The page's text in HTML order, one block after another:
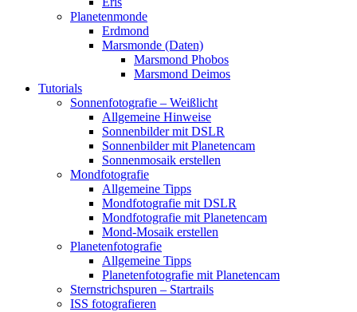
Planetenmonde
Erdmond
Marsmonde (Daten)
Marsmond Phobos
Marsmond Deimos
Tutorials
Sonnenfotografie – Weißlicht
Allgemeine Hinweise
Sonnenbilder mit DSLR
Sonnenbilder mit Planetencam
Sonnenmosaik erstellen
Mondfotografie
Allgemeine Tipps
Mondfotografie mit DSLR
Mondfotografie mit Planetencam
Mond-Mosaik erstellen
Planetenfotografie
Allgemeine Tipps
Planetenfotografie mit Planetencam
Sternstrichspuren – Startrails
ISS fotografieren